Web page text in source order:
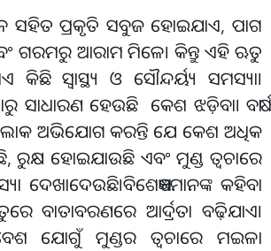
ସହିତ ପ୍ରକୃତି ସବୁଜ ହୋଇଯାଏ, ପାଗ
ଗରମରୁ ଆରାମ ମିଳେ। କିନ୍ତୁ ଏହି ଋତୁ
ସ୍ୱାସ୍ଥ୍ୟ ଓ ସୌନ୍ଦର୍ୟ୍ୟ ସମସ୍ୟା।
ସାଧାରଣ ହେଉଛି କେଶ ଝଡ଼ିବା। ବର୍ଷା
ଅଭିଯୋଗ କରନ୍ତି ଯେ କେଶ ଅଧିକ
ହୋଇଯାଉଛି ଏବଂ ମୁଣ୍ଡ ତ୍ୱଚାରେ
ଦେଖାଦେଉଛି।ବିଶେଷଜ୍ଞମାନଙ୍କ କହିବା
ବାତାବରଣରେ ଆର୍ଦ୍ରତା ବଢ଼ିଯାଏ।
ଯୋଗୁଁ ମୁଣ୍ଡର ତ୍ୱଚାରେ ମଇଳା